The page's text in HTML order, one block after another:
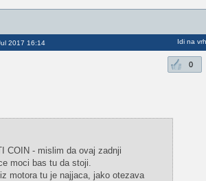
2017 16:14 Idi na vrh
0
COIN - mislim da ovaj zadnji
moci bas tu da stoji.
motora tu je najjaca, jako otezava